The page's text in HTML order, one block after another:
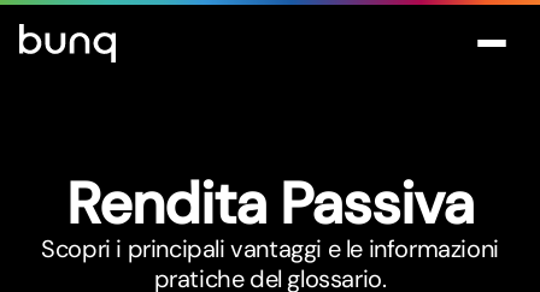
Rendita Passiva
Scopri i principali vantaggi e le informazioni
pratiche del glossario.